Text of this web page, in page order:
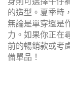
的造型。夏季時
無論是單穿還是
力。如果你正在
前的暢銷款或考
備單品！